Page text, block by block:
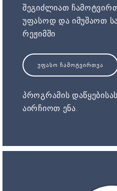
შეგიძლიათ
უფასოდ და იმუშაოთ
რეჟიმში
ᲣᲤᲐᲡᲝ ᲩᲐᲛᲝᲢᲕᲘᲠᲗᲕᲐ
პროგრამის
აირჩიოთ ენა.